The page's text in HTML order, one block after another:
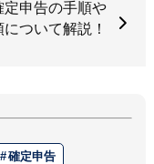
定申告の手順や
ついて解説！
確定申告